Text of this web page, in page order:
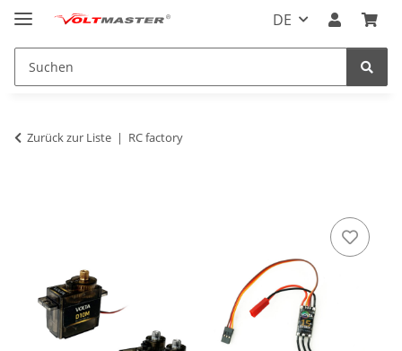
DE
Zurück zur Liste RC factory